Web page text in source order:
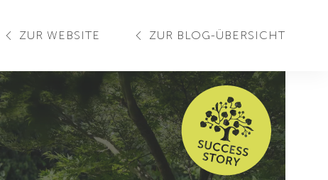
ZUR WEBSITE ZUR BLOG-ÜBERSICHT